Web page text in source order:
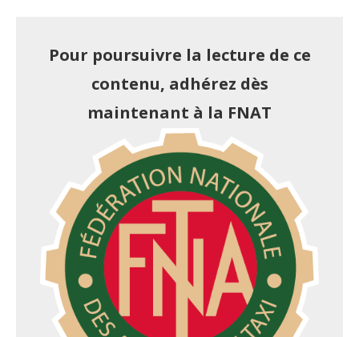
Pour poursuivre la lecture de ce
contenu, adhérez dès
maintenant à la FNAT